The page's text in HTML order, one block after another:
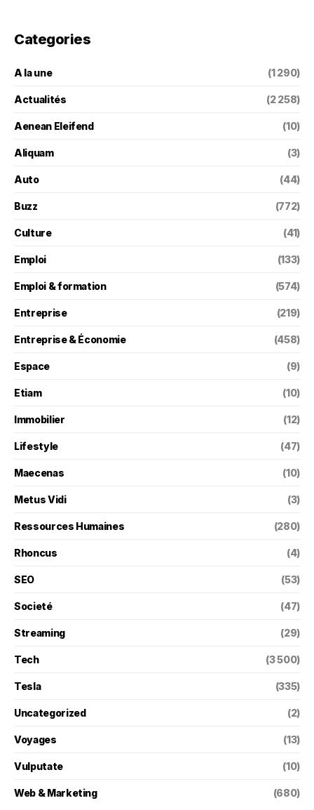
Categories
A la une (1 290)
Actualités (2 258)
Aenean Eleifend (10)
Aliquam (3)
Auto (44)
Buzz (772)
Culture (41)
Emploi (133)
Emploi & formation (574)
Entreprise (219)
Entreprise & Économie (458)
Espace (9)
Etiam (10)
Immobilier (12)
Lifestyle (47)
Maecenas (10)
Metus Vidi (3)
Ressources Humaines (280)
Rhoncus (4)
SEO (53)
Societé (47)
Streaming (29)
Tech (3 500)
Tesla (335)
Uncategorized (2)
Voyages (13)
Vulputate (10)
Web & Marketing (680)